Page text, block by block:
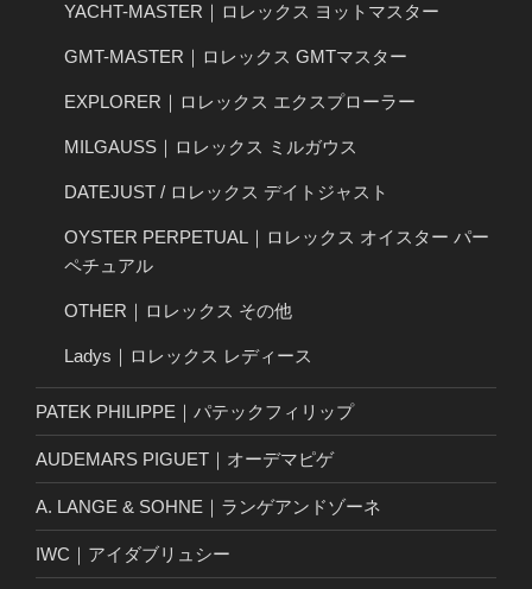
YACHT-MASTER｜ロレックス ヨットマスター
GMT-MASTER｜ロレックス GMTマスター
EXPLORER｜ロレックス エクスプローラー
MILGAUSS｜ロレックス ミルガウス
DATEJUST / ロレックス デイトジャスト
OYSTER PERPETUAL｜ロレックス オイスター パー
ペチュアル
OTHER｜ロレックス その他
Ladys｜ロレックス レディース
PATEK PHILIPPE｜パテックフィリップ
AUDEMARS PIGUET｜オーデマピゲ
A. LANGE & SOHNE｜ランゲアンドゾーネ
IWC｜アイダブリュシー